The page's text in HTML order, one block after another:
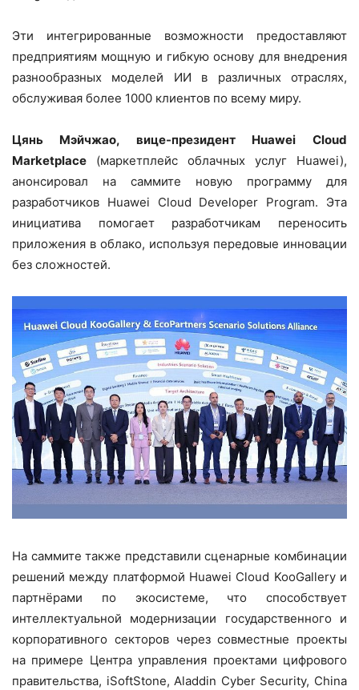
Эти интегрированные возможности предоставляют
предприятиям мощную и гибкую основу для внедрения
разнообразных моделей ИИ в различных отраслях,
обслуживая более 1000 клиентов по всему миру.
Цянь Мэйчжао, вице-президент Huawei
Cloud
Marketplace (маркетплейс облачных услуг Huawei),
анонсировал на саммите новую программу для
разработчиков Huawei Cloud Developer Program. Эта
инициатива помогает разработчикам переносить
приложения в облако, используя передовые инновации
без сложностей.
На саммите также представили сценарные комбинации
решений между платформой Huawei Cloud KooGallery и
партнёрами по экосистеме, что способствует
интеллектуальной модернизации государственного и
корпоративного секторов через совместные проекты
на примере Центра управления проектами цифрового
правительства, iSoftStone, Aladdin Cyber Security, China